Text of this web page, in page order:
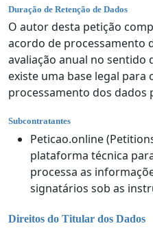
Duração de Retenção de Dados
O autor desta petição
acordo de processamento
avaliação anual no sentido
existe uma base legal para
processamento dos dados
Subcontratantes
Peticao.online
plataforma técnica
processa as
signatários sob as
Direitos do Titular dos Dados